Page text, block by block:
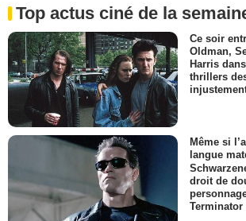
Top actus ciné de la
Ce soir
Oldman,
Harris
thrillers
Même si
langue
droit de
Terminator